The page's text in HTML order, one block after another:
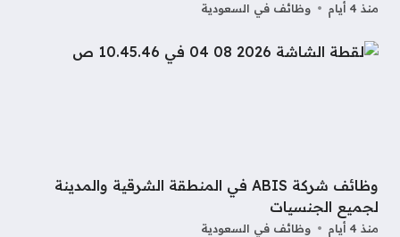
منذ 4 أيام وظائف في السعودية
وظائف شركة ABIS في المنطقة الشرقية والمدينة
لجميع الجنسيات
منذ 4 أيام وظائف في السعودية